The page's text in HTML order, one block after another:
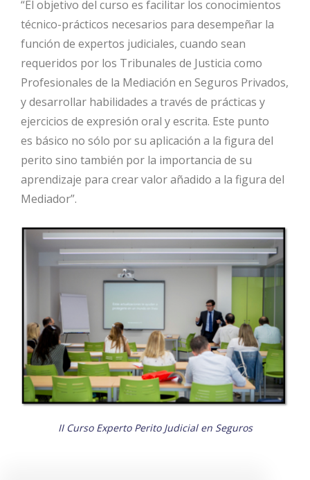
“El objetivo del curso es facilitar los conocimientos
técnico-prácticos necesarios para desempeñar la
función de expertos judiciales, cuando sean
requeridos por los Tribunales de Justicia como
Profesionales de la Mediación en Seguros Privados,
y desarrollar habilidades a través de prácticas y
ejercicios de expresión oral y escrita. Este punto
es básico no sólo por su aplicación a la figura del
perito sino también por la importancia de su
aprendizaje para crear valor añadido a la figura del
Mediador”.
II Curso Experto Perito Judicial en Seguros